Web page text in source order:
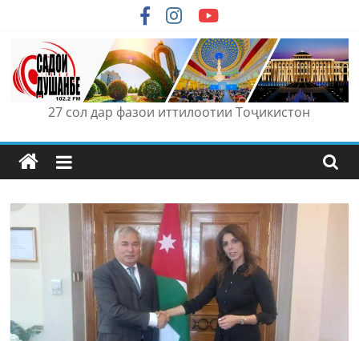
content
27 сол дар фазои иттилоотии Тоҷикистон